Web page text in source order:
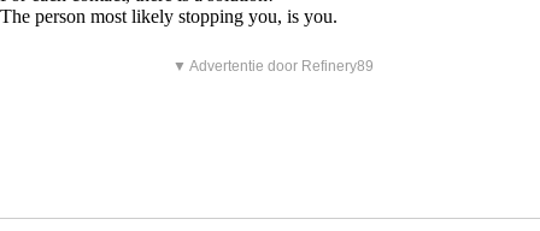
The person most likely stopping you, is you.
▼ Advertentie door Refinery89